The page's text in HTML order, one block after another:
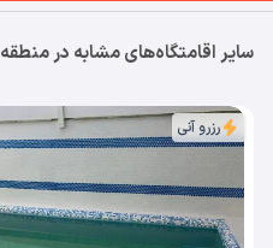
سایر اقامتگاه‌های مشابه در منطقه
رزرو آنی